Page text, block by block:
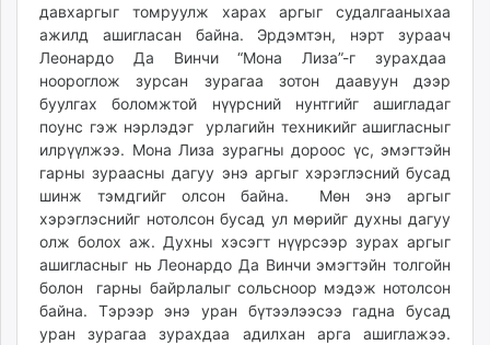
tumen.mn
shuum.mn
times.mn
tvmongolia.mn
mass.mn
unegui.mn
assa.mn
toim.mn
tac.mn
paparazzi.mn
unread.today
давхаргыг томруулж харах аргыг судалгааныхаа
ажилд ашигласан байна. Эрдэмтэн, нэрт зураач
Леонардо Да Винчи “Мона Лиза”-г зурахдаа
ноороглож зурсан зурагаа зотон даавуун дээр
буулгах боломжтой нүүрсний нунтгийг ашигладаг
поунс гэж нэрлэдэг урлагийн техникийг ашигласныг
илрүүлжээ. Мона Лиза зурагны дороос үс, эмэгтэйн
гарны зураасны дагуу энэ аргыг хэрэглэсний бусад
шинж тэмдгийг олсон байна. Мөн энэ аргыг
хэрэглэснийг нотолсон бусад ул мөрийг духны дагуу
олж болох аж. Духны хэсэгт нүүрсээр зурах аргыг
ашигласныг нь Леонардо Да Винчи эмэгтэйн толгойн
болон гарны байрлалыг сольсноор мэдэж нотолсон
байна. Тэрээр энэ уран бүтээлээсээ гадна бусад
уран зурагаа зурахдаа адилхан арга ашиглажээ.